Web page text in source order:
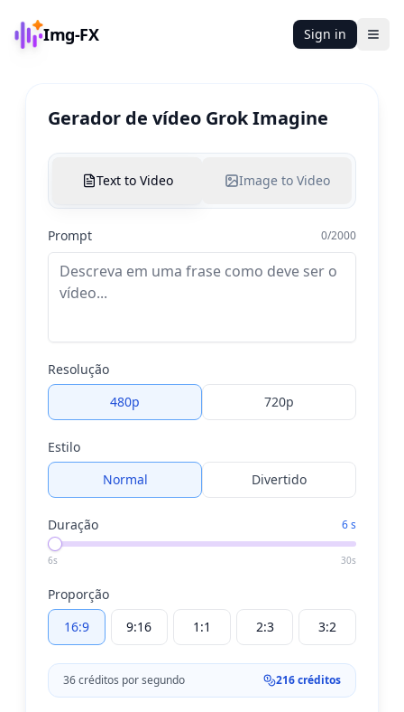
Img-FX Sign in
Gerador de vídeo Grok Imagine
Text to Video Image to Video
Prompt 0/2000
Resolução
480p
720p
Estilo
Normal
Divertido
Duração 6 s
6s 30s
Proporção
16:9
9:16 1:1 2:3 3:2
36 créditos por segundo 216 créditos